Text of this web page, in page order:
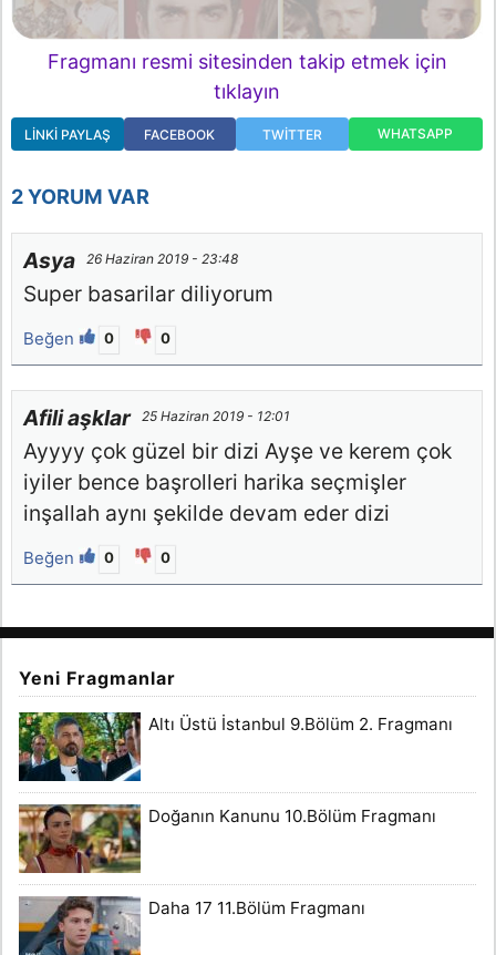
Fragmanı resmi sitesinden takip etmek için
tıklayın
LINKI PAYLAŞ FACEBOOK TWITTER WHATSAPP
2 YORUM VAR
Asya 26 Haziran 2019 - 23:48
Super basarilar diliyorum
Beğen 0 0
Afili aşklar 25 Haziran 2019 - 12:01
Ayyyy çok güzel bir dizi Ayşe ve kerem çok
iyiler bence başrolleri harika seçmişler
inşallah aynı şekilde devam eder dizi
Beğen 0 0
Yeni Fragmanlar
Altı Üstü İstanbul 9.Bölüm 2. Fragmanı
Doğanın Kanunu 10.Bölüm Fragmanı
Daha 17 11.Bölüm Fragmanı